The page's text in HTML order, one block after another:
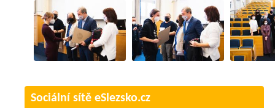
Sociální sítě eSlezsko.cz